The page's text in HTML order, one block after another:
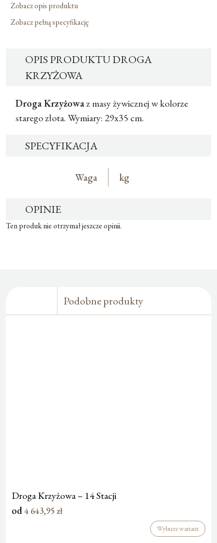
Zobacz opis produktu
Zobacz pełną specyfikację
OPIS PRODUKTU DROGA
KRZYŻOWA
Droga Krzyżowaz masy żywicznej w kolorze
starego złota. Wymiary: 29x35 cm.
SPECYFIKACJA
Waga kg
OPINIE
Ten produk nie otrzymał jeszcze opinii.
Podobne produkty
Droga Krzyżowa – 14 Stacji
od4 643,95 zł
Wybierz wariant